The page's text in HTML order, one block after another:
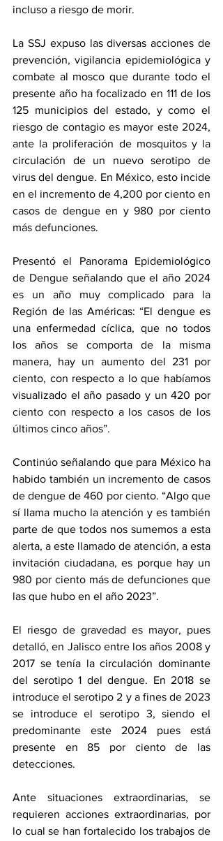
incluso a riesgo de morir.
La SSJ expuso las diversas acciones de
prevención, vigilancia epidemiológica y
combate al mosco que durante todo el
presente año ha focalizado en 111 de los
125 municipios del estado, y como el
riesgo de contagio es mayor este 2024,
ante la proliferación de mosquitos y la
circulación de un nuevo serotipo de
virus del dengue. En México, esto incide
en el incremento de 4,200 por ciento en
casos de dengue en y 980 por ciento
más defunciones.
Presentó el Panorama Epidemiológico
de Dengue señalando que el año 2024
es un año muy complicado para la
Región de las Américas: “El dengue es
una enfermedad cíclica, que no todos
los años se comporta de la misma
manera, hay un aumento del 231 por
ciento, con respecto a lo que habíamos
visualizado el año pasado y un 420 por
ciento con respecto a los casos de los
últimos cinco años”.
Continúo señalando que para México ha
habido también un incremento de casos
de dengue de 460 por ciento. “Algo que
sí llama mucho la atención y es también
parte de que todos nos sumemos a esta
alerta, a este llamado de atención, a esta
invitación ciudadana, es porque hay un
980 por ciento más de defunciones que
las que hubo en el año 2023”.
El riesgo de gravedad es mayor, pues
detalló, en Jalisco entre los años 2008 y
2017 se tenía la circulación dominante
del serotipo 1 del dengue. En 2018 se
introduce el serotipo 2 y a fines de 2023
se introduce el serotipo 3, siendo el
predominante este 2024 pues está
presente en 85 por ciento de las
detecciones.
Ante situaciones extraordinarias, se
requieren acciones extraordinarias, por
lo cual se han fortalecido los trabajos de